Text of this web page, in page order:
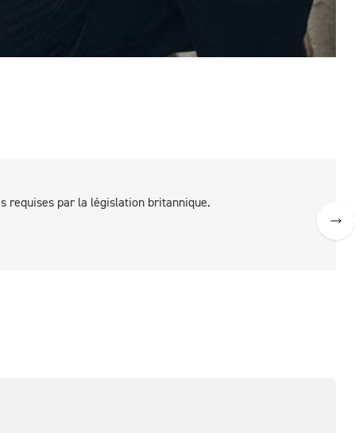
requises par la législation britannique.